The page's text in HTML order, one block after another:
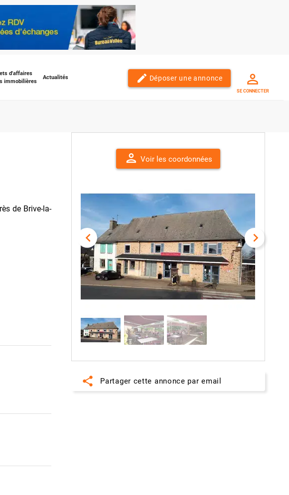
d'affaires
immobilières
Actualités edit Déposer une annonce
SE CONNECTER
de Brive-la-
person Voir les coordonnées
navigate_before navigate_next
share Partager cette annonce par email